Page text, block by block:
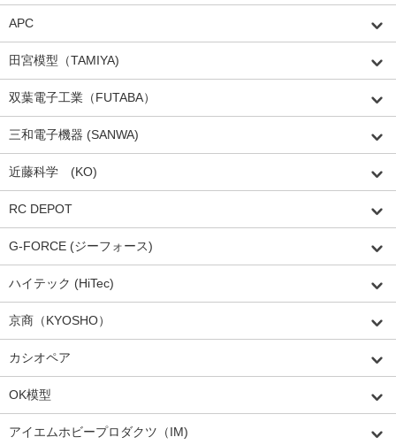
APC
田宮模型（TAMIYA)
双葉電子工業（FUTABA）
三和電子機器 (SANWA)
近藤科学 (KO)
RC DEPOT
G-FORCE (ジーフォース)
ハイテック (HiTec)
京商（KYOSHO）
カシオペア
OK模型
アイエムホビープロダクツ（IM)